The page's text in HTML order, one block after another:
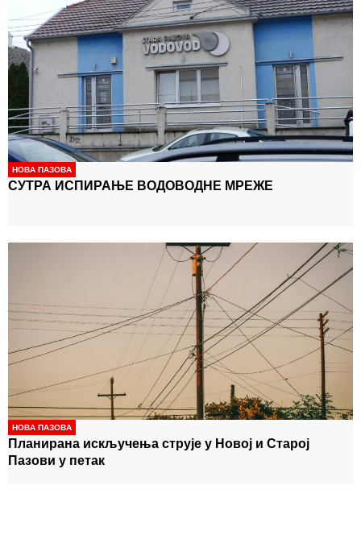
НОВА ПАЗОВА
СУТРА ИСПИРАЊЕ ВОДОВОДНЕ МРЕЖЕ
НОВА ПАЗОВА
Планирана искључења струје у Новој и Старој
Пазови у петак